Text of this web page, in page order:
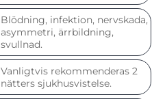
Blödning, infektion, nervskada,
asymmetri, ärrbildning,
svullnad.
Vanligtvis rekommenderas 2
nätters sjukhusvistelse.